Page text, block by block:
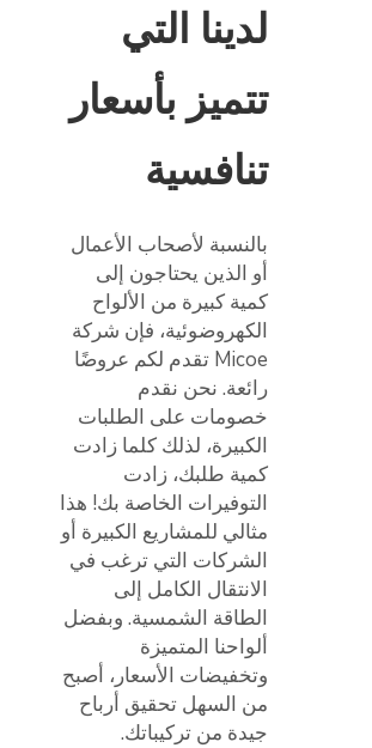
لدينا التي
تتميز بأسعار
تنافسية
بالنسبة لأصحاب الأعمال
أو الذين يحتاجون إلى
كمية كبيرة من الألواح
الكهروضوئية، فإن شركة
Micoe تقدم لكم عروضًا
رائعة. نحن نقدم
خصومات على الطلبات
الكبيرة، لذلك كلما زادت
كمية طلبك، زادت
التوفيرات الخاصة بك! هذا
مثالي للمشاريع الكبيرة أو
الشركات التي ترغب في
الانتقال الكامل إلى
الطاقة الشمسية. وبفضل
ألواحنا المتميزة
وتخفيضات الأسعار، أصبح
من السهل تحقيق أرباح
جيدة من تركيباتك.